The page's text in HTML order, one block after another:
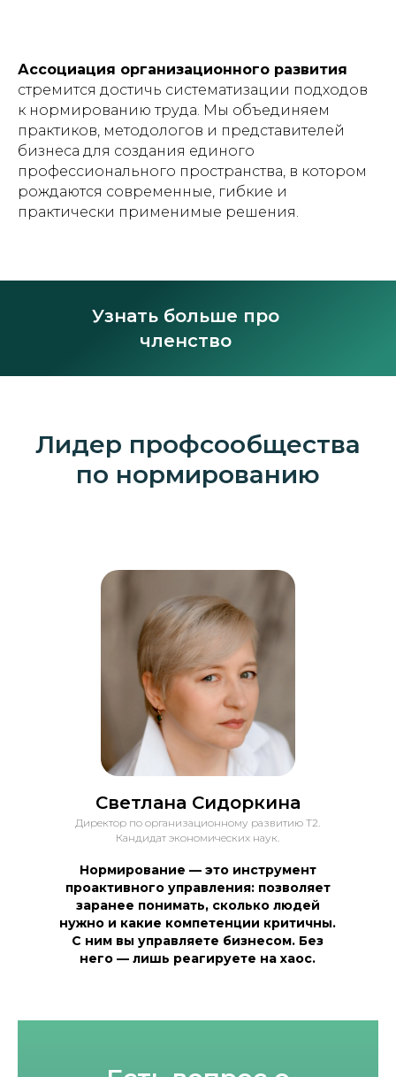
Ассоциация организационного развития
стремится достичь систематизации подходов
к нормированию труда. Мы объединяем
практиков, методологов и представителей
бизнеса для создания единого
профессионального пространства, в котором
рождаются современные, гибкие и
практически применимые решения.
Узнать больше про
членство
Лидер профсообщества
по нормированию
Светлана Сидоркина
Директор по организационному развитию Т2.
Кандидат экономических наук.
Нормирование — это инструмент
проактивного управления: позволяет
заранее понимать, сколько людей
нужно и какие компетенции критичны.
С ним вы управляете бизнесом. Без
него — лишь реагируете на хаос.